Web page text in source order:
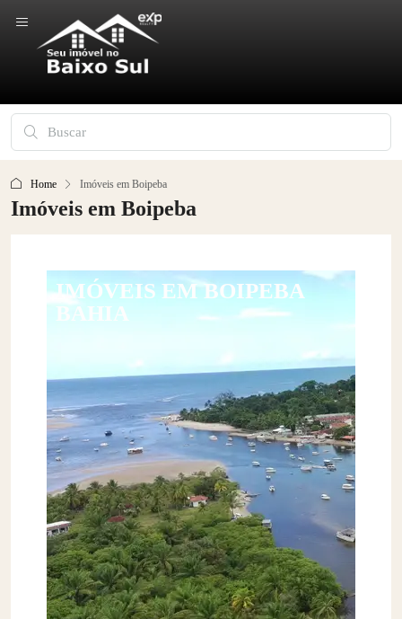
Home Imóveis em Boipeba
Imóveis em Boipeba
IMÓVEIS EM BOIPEBA
BAHIA